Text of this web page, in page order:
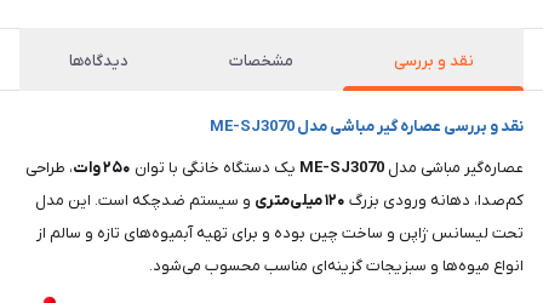
نقد و بررسی مشخصات دیدگاه‌ها
نقد و بررسی عصاره‌ گیر مباشی مدل ME-SJ3070
عصاره‌گیر مباشی مدل ME-SJ3070 یک دستگاه خانگی با توان ۲۵۰ وات
، طراحی
کم‌صدا، دهانه ورودی بزرگ ۱۲۰ میلی‌متری
و سیستم ضدچکه است. این مدل
تحت لیسانس ژاپن و ساخت چین بوده و برای تهیه آبمیوه‌های تازه و سالم از
انواع میوه‌ها و سبزیجات گزینه‌ای مناسب محسوب می‌شود.